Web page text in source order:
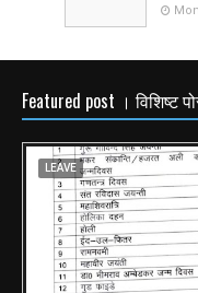
Featured post । विशिष्ट
LEAVE